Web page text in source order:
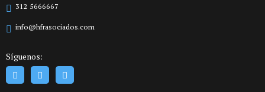
312 5666667
info@hfrasociados.com
Síguenos: